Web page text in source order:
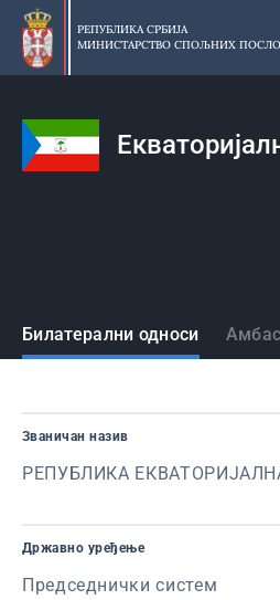
Прескочи
главни
део
РЕПУБЛИКА СРБИЈА
МИНИСТАРСТВО СПОЉНИХ
Државе
Билатерални односи
Званичан назив
РЕПУБЛИКА
Државно уређење
Председнички систем